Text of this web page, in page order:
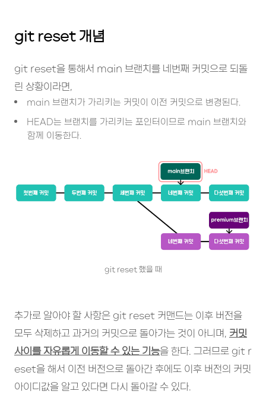
git reset 개념
git reset을 통해서 main 브랜치를 네번째 커밋으로 되돌
린 상황이라면,
main 브랜치가 가리키는 커밋이 이전 커밋으로 변경된다.
HEAD는 브랜치를 가리키는 포인터이므로 main 브랜치와
함께 이동한다.
git reset 했을 때
추가로 알아야 할 사항은 git reset 커맨드는 이후 버전을
모두 삭제하고 과거의 커밋으로 돌아가는 것이 아니며, 커밋
사이를 자유롭게 이동할 수 있는 기능을 한다. 그러므로 git r
eset을 해서 이전 버전으로 돌아간 후에도 이후 버전의 커밋
아이디값을 알고 있다면 다시 돌아갈 수 있다.